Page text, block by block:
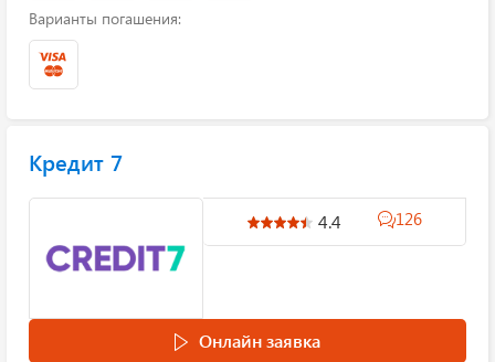
Варианты погашения:
Кредит 7
4.4 126
Онлайн заявка